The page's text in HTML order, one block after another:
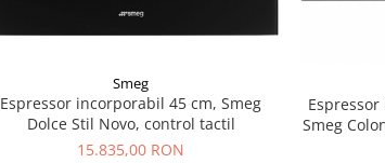
Smeg
Espressor incorporabil 45 cm, Smeg
Dolce Stil Novo, control tactil
15.835,00 RON
Smeg